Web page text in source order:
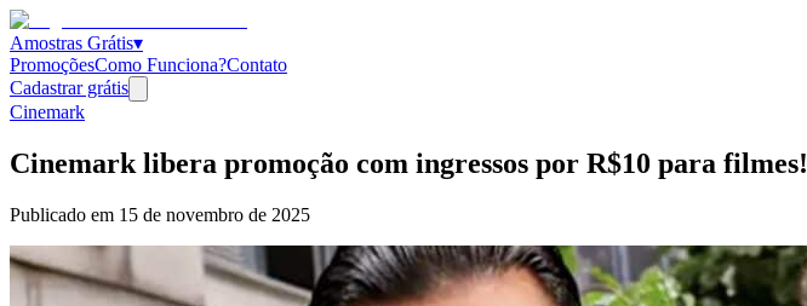
Amostras Grátis▾
PromoçõesComo Funciona?Contato
Cadastrar grátis
Cinemark
Cinemark libera promoção com ingressos por R$10 para filmes!
Publicado em 15 de novembro de 2025